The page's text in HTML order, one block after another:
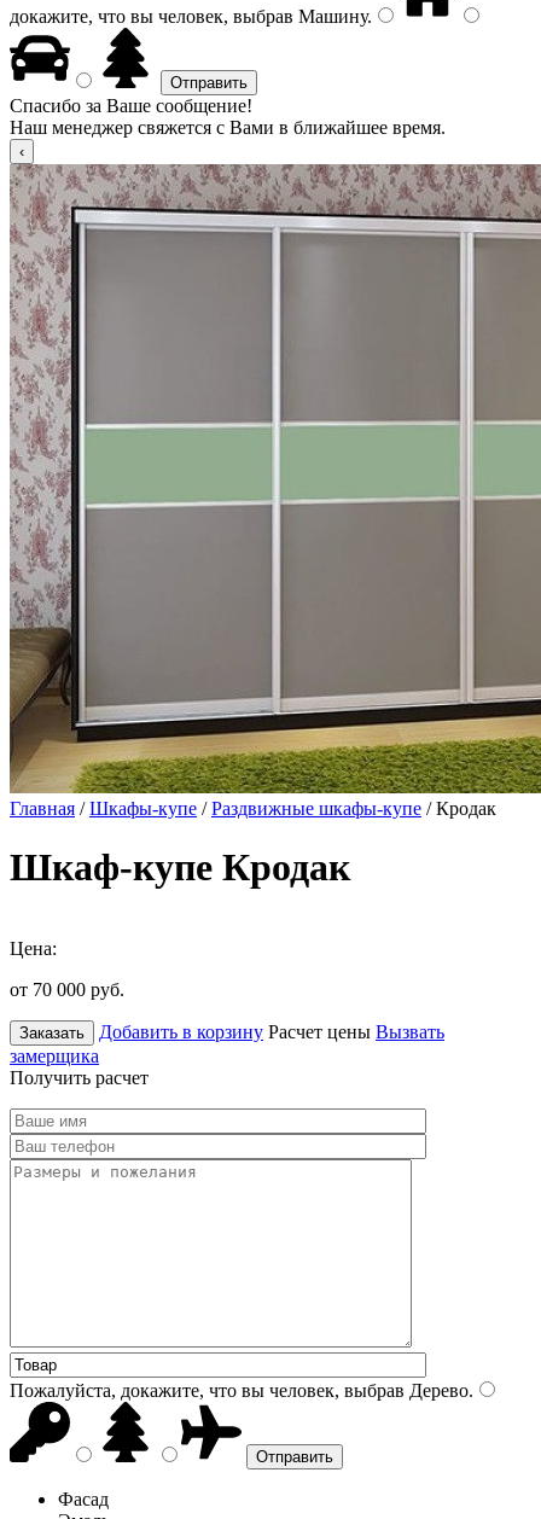
докажите, что вы человек, выбрав Машину.
Спасибо за Ваше сообщение!
Наш менеджер свяжется с Вами в ближайшее время.
Главная /Шкафы-купе /Раздвижные шкафы-купе / Кродак
Шкаф-купе Кродак
Цена:
от 70 000 руб.
Заказать Добавить в корзину Расчет цены Вызвать
замерщика
Получить расчет
Пожалуйста, докажите, что вы человек, выбрав Дерево.
Фасад